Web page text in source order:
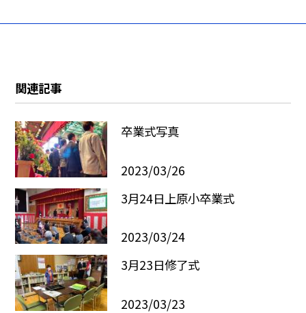
関連記事
卒業式写真
2023/03/26
3月24日上原小卒業式
2023/03/24
3月23日修了式
2023/03/23